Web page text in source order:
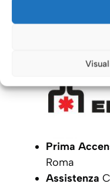
Caldaie
per le
Prima
Roma
Assistenza